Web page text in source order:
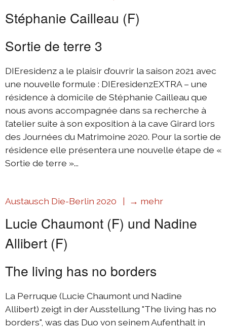
Stéphanie Cailleau (F)
Sortie de terre 3
DIEresidenz a le plaisir d’ouvrir la saison 2021 avec
une nouvelle formule : DIEresidenzEXTRA – une
résidence à domicile de Stéphanie Cailleau que
nous avons accompagnée dans sa recherche à
l’atelier suite à son exposition à la cave Girard lors
des Journées du Matrimoine 2020. Pour la sortie de
résidence elle présentera une nouvelle étape de «
Sortie de terre »...
Austausch Die-Berlin 2020 | → mehr
Lucie Chaumont (F) und Nadine
Allibert (F)
The living has no borders
La Perruque (Lucie Chaumont und Nadine
Allibert) zeigt in der Ausstellung "The living has no
borders", was das Duo von seinem Aufenthalt in